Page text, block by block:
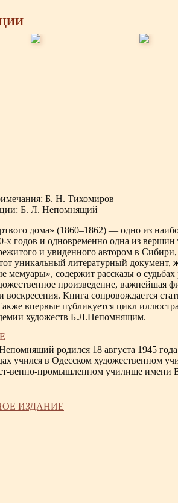
Б. Н. Тихомиров
Б. Л. Непомнящий
дома» (1860–1862) — одно из
х годов и одновременно одна из
и увиденного автором в
уникальный литературный документ,
мемуары», содержит рассказы о
произведение, важнейшая
воскресения. Книга сопровождается
впервые публикуется цикл
художеств Б.Л.Непомнящим.
родился 18 августа 1945
учился в Одесском художественном
венно-промышленном училище имени
ИЗДАНИЕ